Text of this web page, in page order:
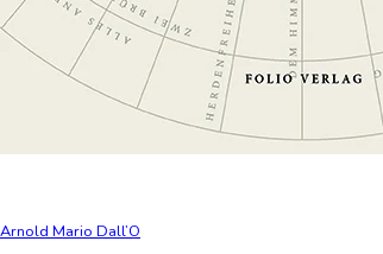
Arnold Mario Dall’O